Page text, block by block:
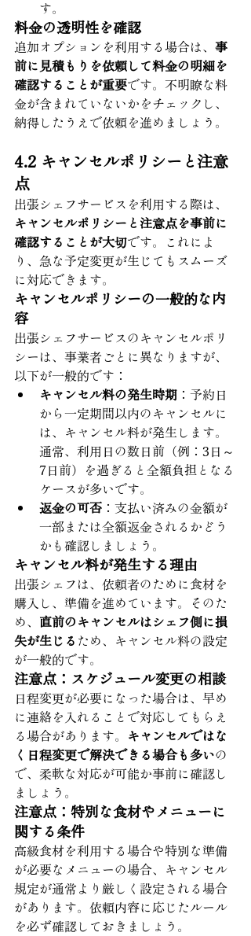
す。
料金の透明性を確認
追加オプションを利用する場合は、 事
前に見積もりを依頼して料金の明細を
確認することが重要です。不明瞭な料
金が含まれていないかをチェックし、
納得したうえで依頼を進めましょう。
4.2 キャンセルポリシーと注意
点
出張シェフサービスを利用する際は、
キャンセルポリシーと注意点を事前に
確認することが大切です。これによ
り、急な予定変更が生じてもスムーズ
に対応できます。
キャンセルポリシーの一般的な内
容
出張シェフサービスのキャンセルポリ
シーは、事業者ごとに異なりますが、
以下が一般的です：
キャンセル料の発生時期 ：予約日
から一定期間以内のキャンセルに
は、キャンセル料が発生します。
通常、利用日の数日前（例：3日～
7日前）を過ぎると全額負担となる
ケースが多いです。
返金の可否 ：支払い済みの金額が
一部または全額返金されるかどう
かも確認しましょう。
キャンセル料が発生する理由
出張シェフは、依頼者のために食材を
購入し、準備を進めています。そのた
め、 直前のキャンセルはシェフ側に損
失が生じる ため、キャンセル料の設定
が一般的です。
注意点：スケジュール変更の相談
日程変更が必要になった場合は、早め
に連絡を入れることで対応してもらえ
る場合があります。 キャンセルではな
く日程変更で解決できる場合も多いの
で、柔軟な対応が可能か事前に確認し
ましょう。
注意点：特別な食材やメニューに
関する条件
高級食材を利用する場合や特別な準備
が必要なメニューの場合、キャンセル
規定が通常より厳しく設定される場合
があります。依頼内容に応じたルール
を必ず確認しておきましょう。